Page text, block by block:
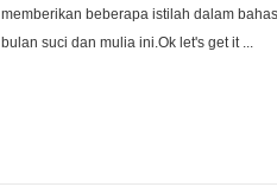
memberikan beberapa istilah dalam
bulan suci dan mulia ini.Ok let's get it ...